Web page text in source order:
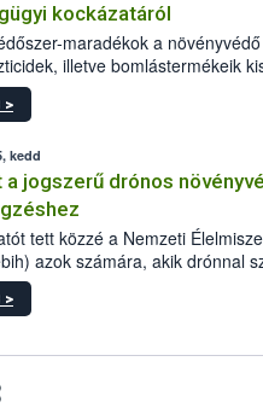
kockázatáról
maradékok a
illetve bomlástermékeik
vagy azok felületén
illetve tárolást követően is
esetenként a kezelt
minden élelmiszer tartalmaz
élelmiszerekben is, melyekben
nagyon kis mennyiségben
kockázatot a fogyasztó
>
kedd
jogszerű drónos
tett közzé a Nemzeti
azok számára, akik drónnal
vagy tápanyag-gazdálkodási
Az összefoglaló
hatósági feltételek.
>